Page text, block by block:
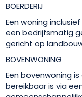
BOERDERIJ
Een woning
een bedrijfsmatig
gericht op
BOVENWONING
Een bovenwoning
bereikbaar is via